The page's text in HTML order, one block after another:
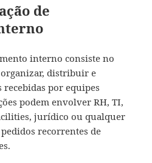
de
interno consiste no
distribuir e
recebidas por equipes
podem envolver RH, TI,
jurídico ou qualquer
recorrentes de